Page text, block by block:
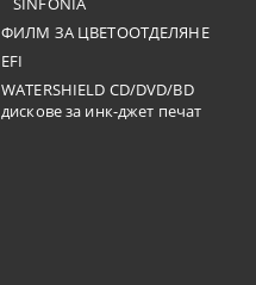
ФИЛМ ЗА ЦВЕТООТДЕЛЯНЕ
EFI
WATERSHIELD CD/DVD/BD
дискове за инк-джет печат